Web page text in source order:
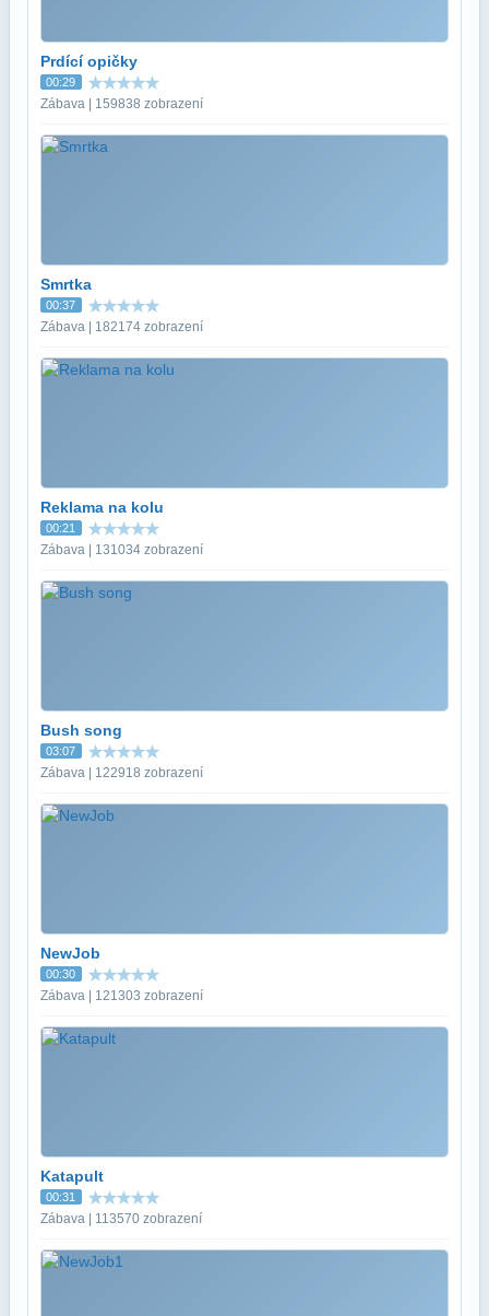
Prdící opičky
00:29
Zábava | 159838 zobrazení
Smrtka
00:37
Zábava | 182174 zobrazení
Reklama na kolu
00:21
Zábava | 131034 zobrazení
Bush song
03:07
Zábava | 122918 zobrazení
NewJob
00:30
Zábava | 121303 zobrazení
Katapult
00:31
Zábava | 113570 zobrazení